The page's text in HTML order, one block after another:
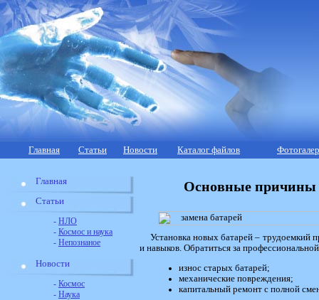
Главная Статьи Новости Каталог файлов
Главная
Статьи
- НЛО
- Космос и наука
- Непознаное
Новости
- Космос
- Наука
Основные причины
Установка новых батарей – трудоемкий
и навыков. Обратиться за
износ старых батарей;
механические повреждения;
капитальный ремонт с полной